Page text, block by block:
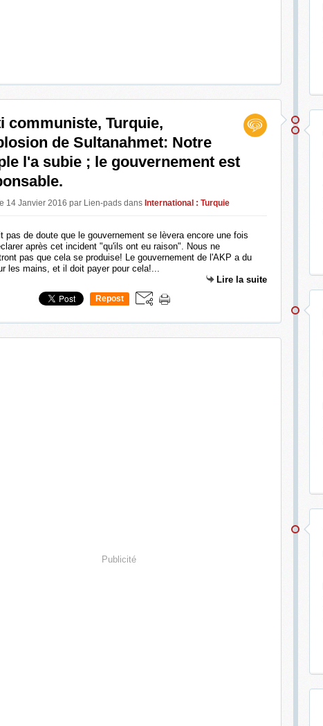
communiste, Turquie,
de Sultanahmet: Notre
l'a subie ; le gouvernement est
14 Janvier 2016 par Lien-pads dans International : Turquie
pas de doute que le gouvernement se lèvera encore une fois
après cet incident "qu'ils ont eu raison". Nous ne
pas que cela se produise! Le gouvernement de l'AKP a du
les mains, et il doit payer pour cela!...
Lire la suite
Repost
Publicité